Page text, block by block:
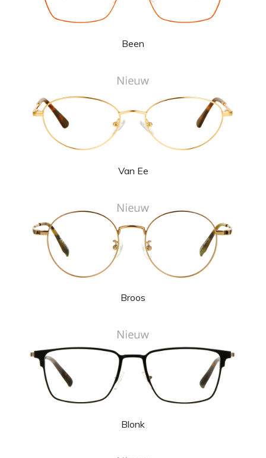
Been
Van Ee
Broos
Blonk